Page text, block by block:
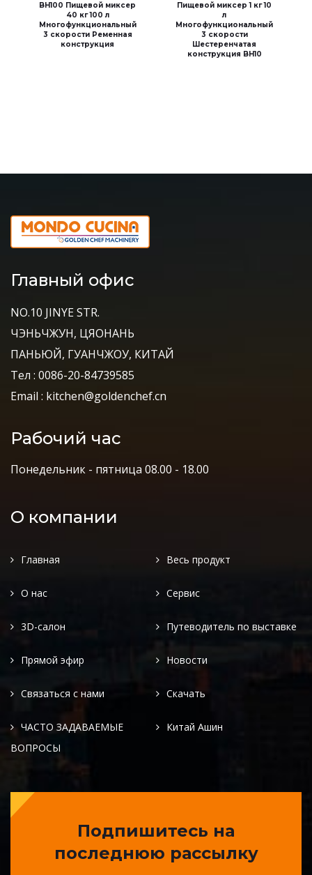
BH100 Пищевой миксер
40 кг 100 л
Многофункциональный
3 скорости Ременная
конструкция
Пищевой миксер 1 кг 10
л
Многофункциональный
3 скорости
Шестеренчатая
конструкция BH10
Главный офис
NO.10 JINYE STR.
ЧЭНЬЧЖУН, ЦЯОНАНЬ
ПАНЬЮЙ, ГУАНЧЖОУ, КИТАЙ
Тел : 0086-20-84739585
Email : kitchen@goldenchef.cn
Рабочий час
Понедельник - пятница 08.00 - 18.00
О компании
Главная Весь продукт
О нас Сервис
3D-салон Путеводитель по выставке
Прямой эфир Новости
Связаться с нами Скачать
ЧАСТО ЗАДАВАЕМЫЕ
ВОПРОСЫ
Китай Ашин
Подпишитесь на
последнюю рассылку